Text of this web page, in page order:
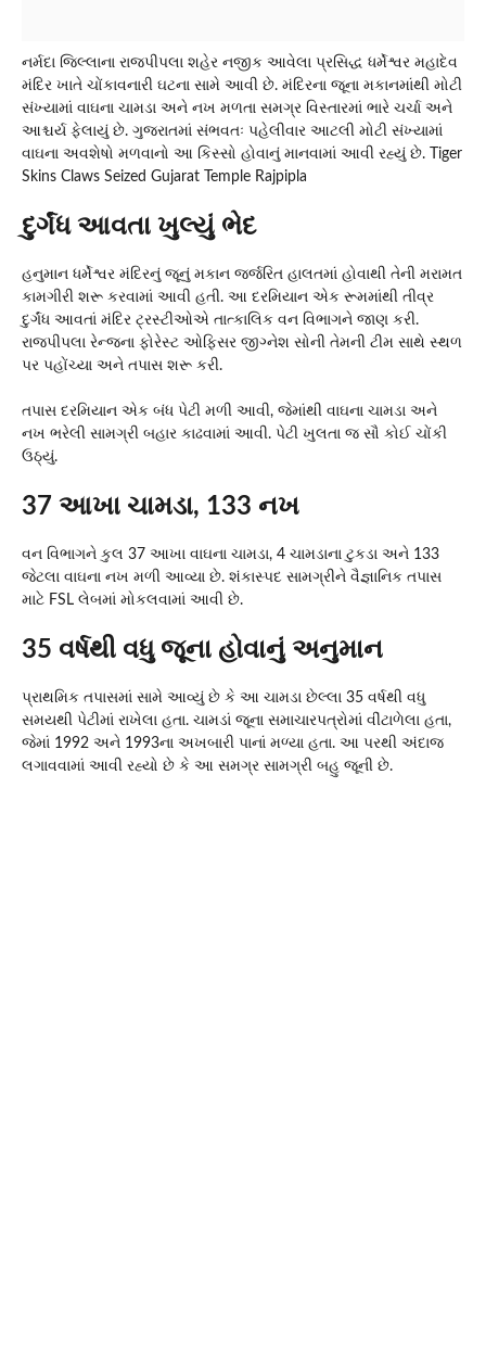
નર્મદા જિલ્લાના રાજપીપલા શહેર નજીક આવેલા પ્રસિદ્ધ ધર્મેશ્વર મહાદેવ
મંદિર ખાતે ચોંકાવનારી ઘટના સામે આવી છે. મંદિરના જૂના મકાનમાંથી મોટી
સંખ્યામાં વાઘના ચામડા અને નખ મળતા સમગ્ર વિસ્તારમાં ભારે ચર્ચા અને
આશ્ચર્ય ફેલાયું છે. ગુજરાતમાં સંભવતઃ પહેલીવાર આટલી મોટી સંખ્યામાં
વાઘના અવશેષો મળવાનો આ કિસ્સો હોવાનું માનવામાં આવી રહ્યું છે. Tiger
Skins Claws Seized Gujarat Temple Rajpipla
દુર્ગંધ આવતા ખુલ્યું ભેદ
હનુમાન ધર્મેશ્વર મંદિરનું જૂનું મકાન જર્જરિત હાલતમાં હોવાથી તેની મરામત
કામગીરી શરૂ કરવામાં આવી હતી. આ દરમિયાન એક રૂમમાંથી તીવ્ર
દુર્ગંધ આવતાં મંદિર ટ્રસ્ટીઓએ તાત્કાલિક વન વિભાગને જાણ કરી.
રાજપીપલા રેન્જના ફોરેસ્ટ ઓફિસર જીગ્નેશ સોની તેમની ટીમ સાથે સ્થળ
પર પહોંચ્યા અને તપાસ શરૂ કરી.
તપાસ દરમિયાન એક બંધ પેટી મળી આવી, જેમાંથી વાઘના ચામડા અને
નખ ભરેલી સામગ્રી બહાર કાઢવામાં આવી. પેટી ખુલતા જ સૌ કોઈ ચોંકી
ઉઠ્યું.
37 આખા ચામડા, 133 નખ
વન વિભાગને કુલ 37 આખા વાઘના ચામડા, 4 ચામડાના ટુકડા અને 133
જેટલા વાઘના નખ મળી આવ્યા છે. શંકાસ્પદ સામગ્રીને વૈજ્ઞાનિક તપાસ
માટે FSL લેબમાં મોકલવામાં આવી છે.
35 વર્ષથી વધુ જૂના હોવાનું અનુમાન
પ્રાથમિક તપાસમાં સામે આવ્યું છે કે આ ચામડા છેલ્લા 35 વર્ષથી વધુ
સમયથી પેટીમાં રાખેલા હતા. ચામડાં જૂના સમાચારપત્રોમાં વીંટાળેલા હતા,
જેમાં 1992 અને 1993ના અખબારી પાનાં મળ્યા હતા. આ પરથી અંદાજ
લગાવવામાં આવી રહ્યો છે કે આ સમગ્ર સામગ્રી બહુ જૂની છે.